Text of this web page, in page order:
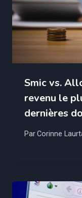
Smic vs.
revenu le
dernières
ParCorinne